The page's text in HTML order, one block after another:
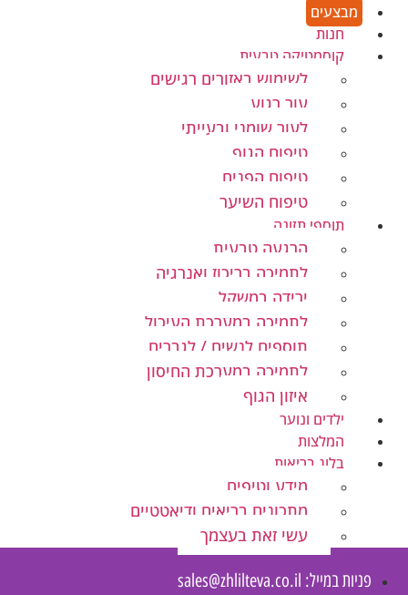
מבצעים
חנות
קוסמטיקה טבעית
לשימוש באזורים רגישים
עור רגוע
לעור שומני ובעייתי
טיפוח הגוף
טיפוח הפנים
טיפוח השיער
תוספי תזונה
הרגעה טבעית
לתמיכה בריכוז ואנרגיה
ירידה במשקל
לתמיכה במערכת העיכול
תוספים לנשים / לגברים
לתמיכה במערכת החיסון
איזון הגוף
ילדים ונוער
המלצות
בלוג בריאות
מידע וטיפים
מתכונים בריאים ודיאטטיים
עשי זאת בעצמך
פניות במייל: sales@zhlilteva.co.il